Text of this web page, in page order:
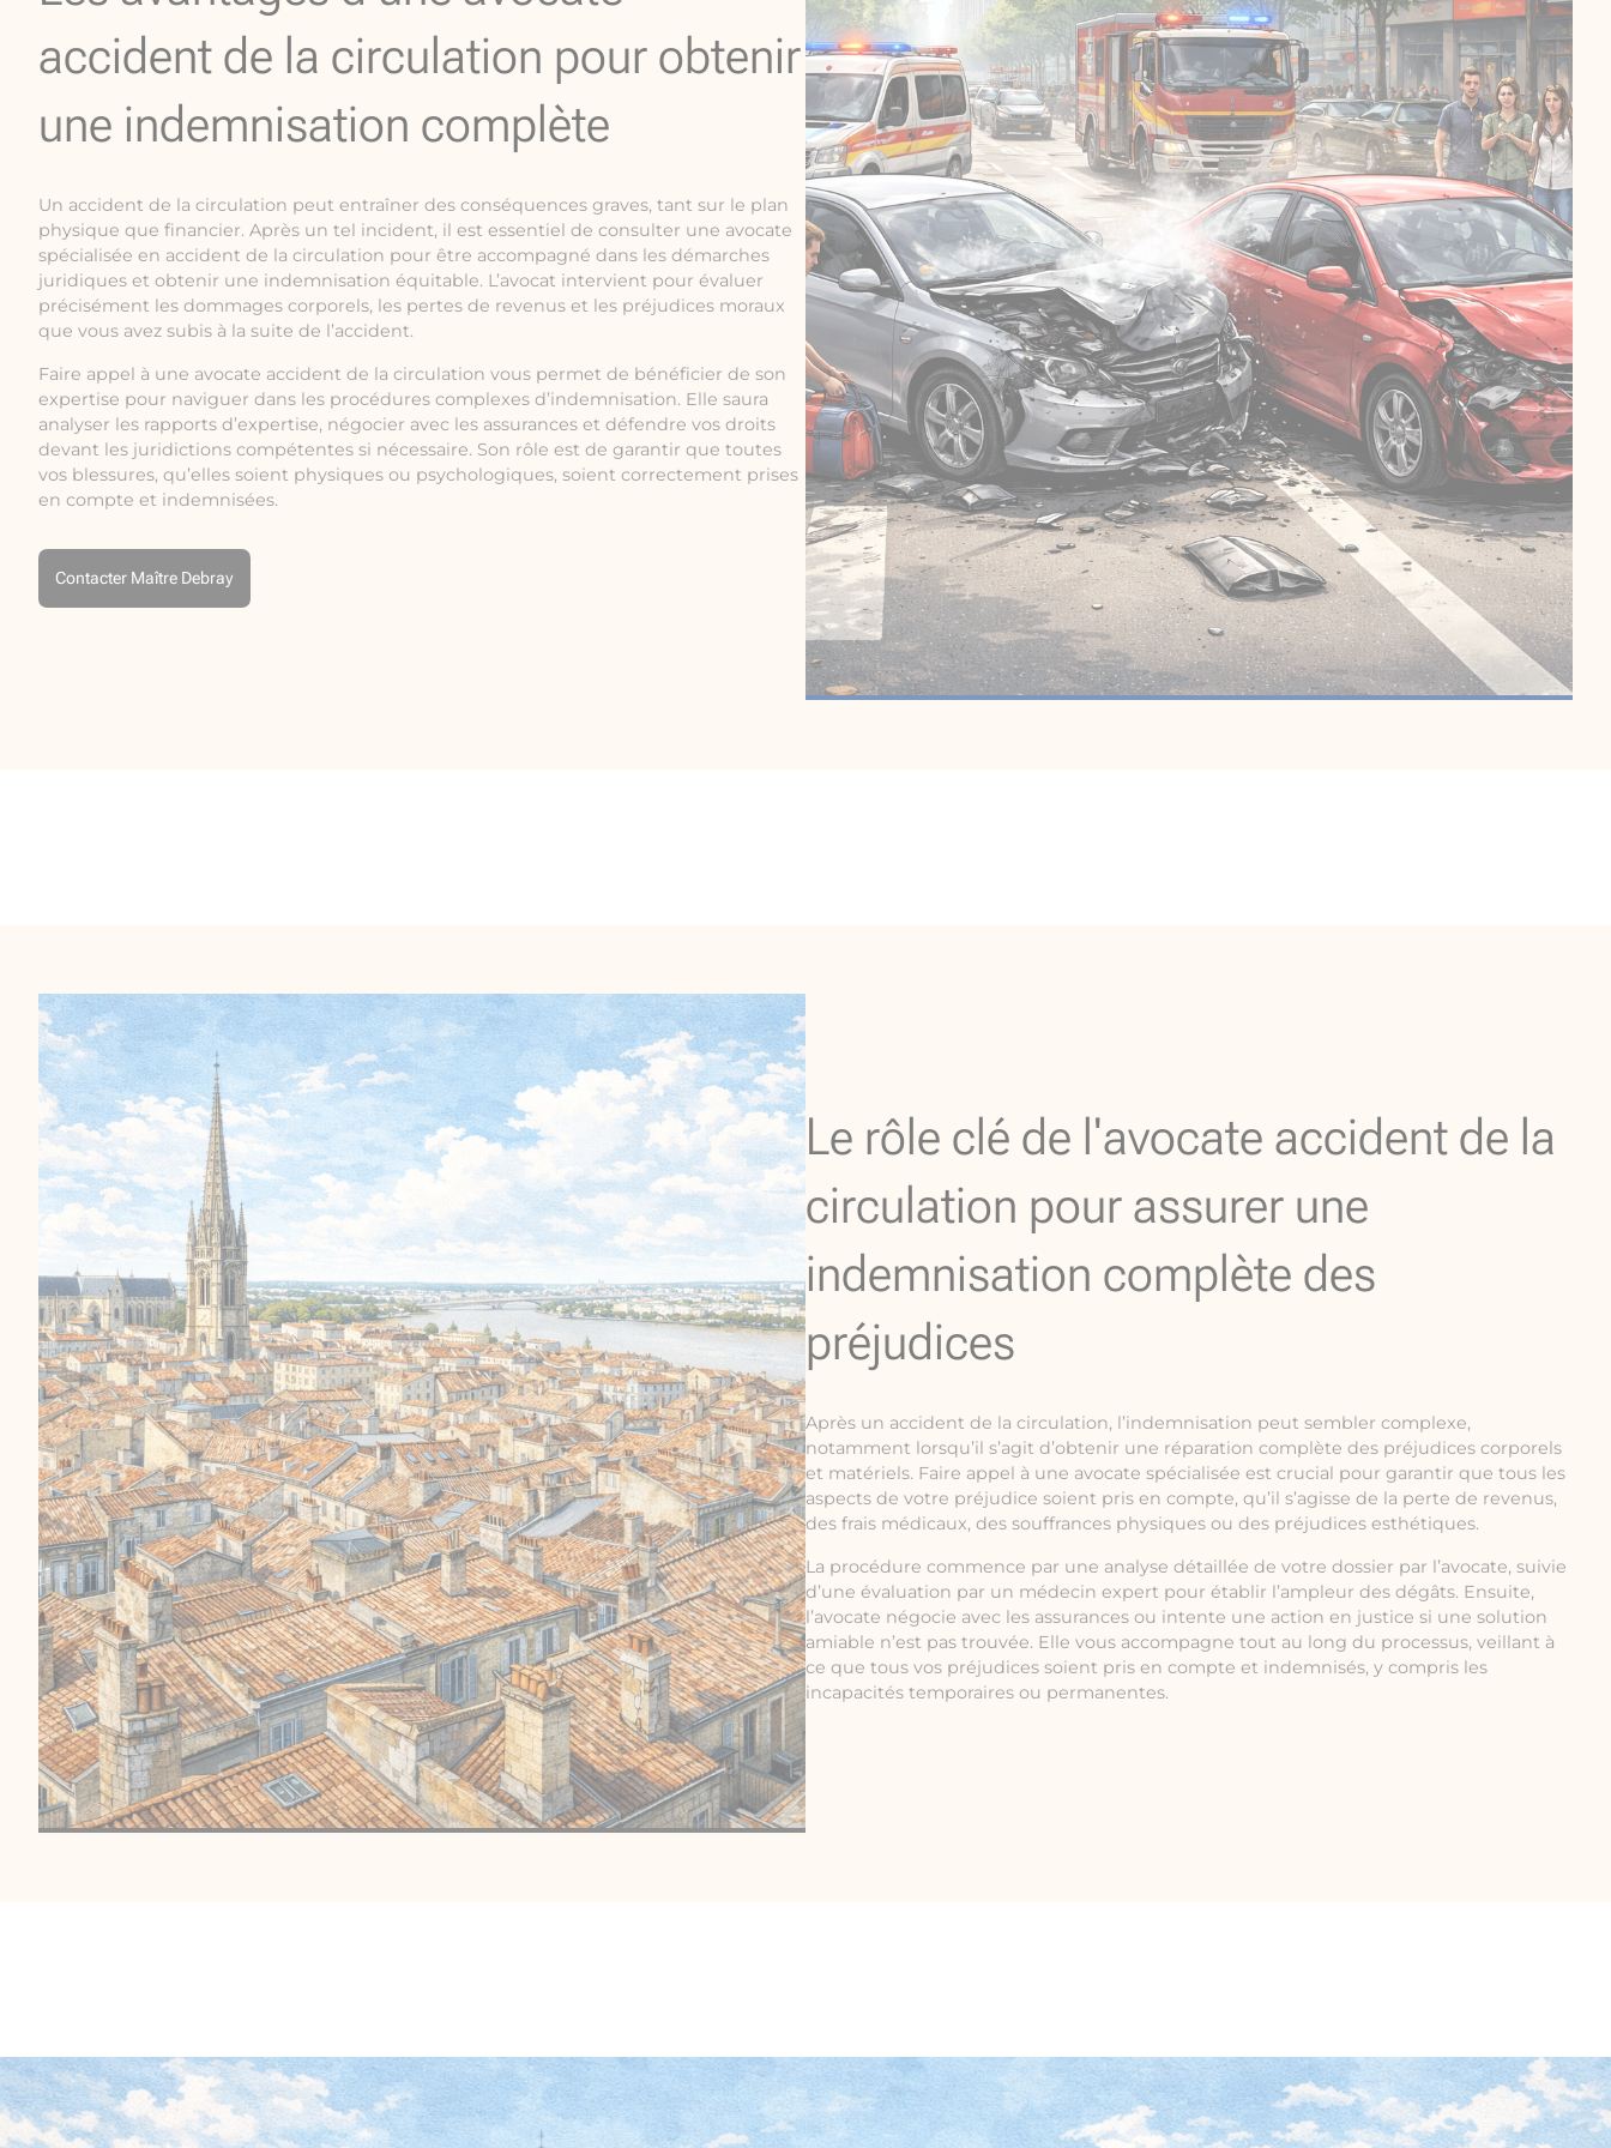
accident de la circulation pour obtenir
une indemnisation complète
Un accident de la circulation peut entraîner des conséquences graves, tant sur le plan
physique que financier. Après un tel incident, il est essentiel de consulter une avocate
spécialisée en accident de la circulation pour être accompagné dans les démarches
juridiques et obtenir une indemnisation équitable. L’avocat intervient pour évaluer
précisément les dommages corporels, les pertes de revenus et les préjudices moraux
que vous avez subis à la suite de l’accident.
Faire appel à une avocate accident de la circulation vous permet de bénéficier de son
expertise pour naviguer dans les procédures complexes d’indemnisation. Elle saura
analyser les rapports d’expertise, négocier avec les assurances et défendre vos droits
devant les juridictions compétentes si nécessaire. Son rôle est de garantir que toutes
vos blessures, qu’elles soient physiques ou psychologiques, soient correctement prises
en compte et indemnisées.
Contacter Maître Debray
Le rôle clé de l'avocate accident de la
circulation pour assurer une
indemnisation complète des
préjudices
Après un accident de la circulation, l’indemnisation peut sembler complexe,
notamment lorsqu’il s’agit d’obtenir une réparation complète des préjudices corporels
et matériels. Faire appel à une avocate spécialisée est crucial pour garantir que tous les
aspects de votre préjudice soient pris en compte, qu’il s’agisse de la perte de revenus,
des frais médicaux, des souffrances physiques ou des préjudices esthétiques.
La procédure commence par une analyse détaillée de votre dossier par l’avocate, suivie
d’une évaluation par un médecin expert pour établir l’ampleur des dégâts. Ensuite,
l’avocate négocie avec les assurances ou intente une action en justice si une solution
amiable n’est pas trouvée. Elle vous accompagne tout au long du processus, veillant à
ce que tous vos préjudices soient pris en compte et indemnisés, y compris les
incapacités temporaires ou permanentes.